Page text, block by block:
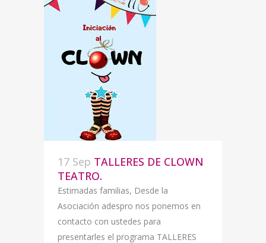
17 Sep TALLERES DE CLOWN
TEATRO.
Estimadas familias, Desde la
Asociación adespro nos ponemos en
contacto con ustedes para
presentarles el programa TALLERES